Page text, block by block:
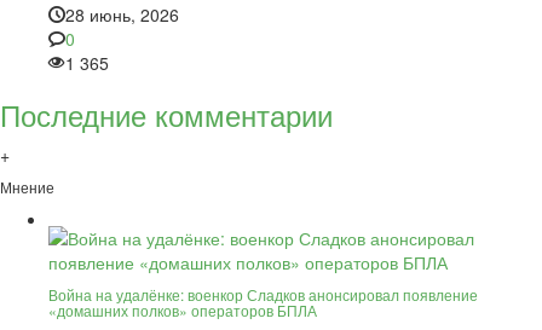
28 июнь, 2026
0
1 365
Последние комментарии
+
Мнение
Война на удалёнке: военкор Сладков анонсировал появление
«домашних полков» операторов БПЛА